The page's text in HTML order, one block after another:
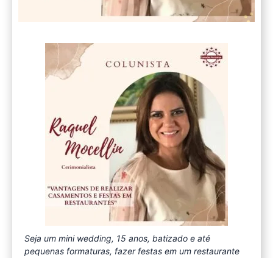
Seja um mini wedding, 15 anos, batizado e até
pequenas formaturas, fazer festas em um restaurante